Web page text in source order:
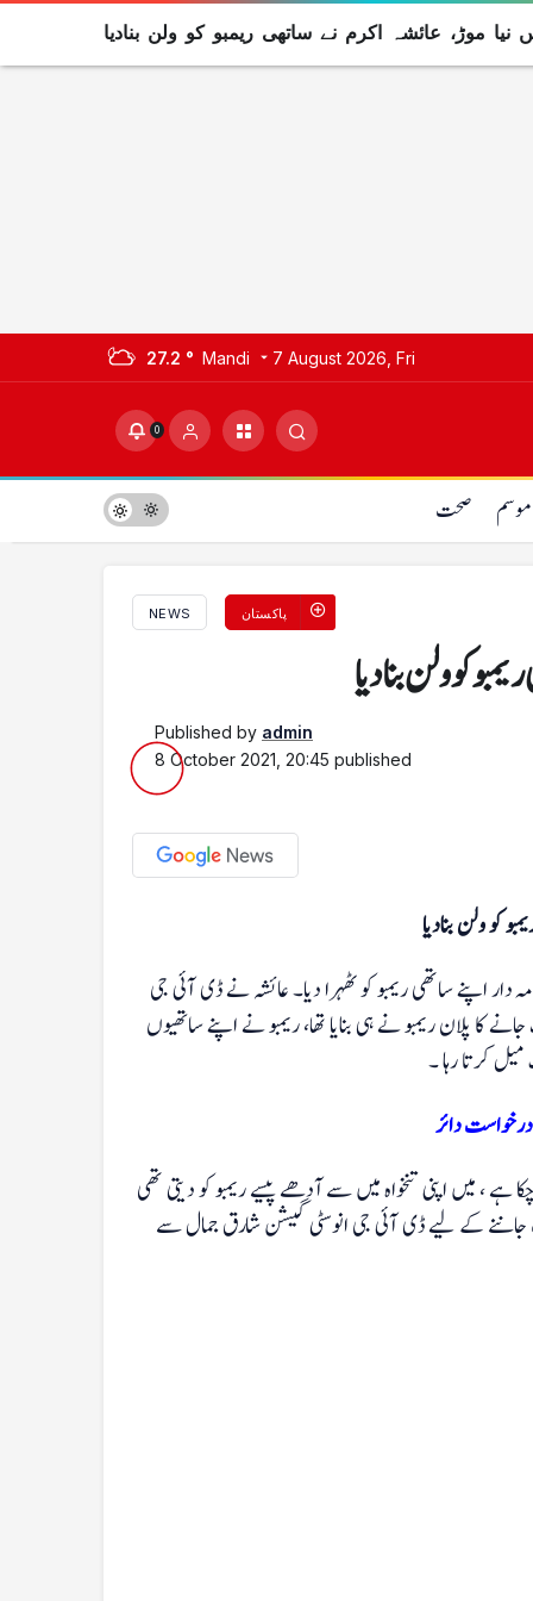
27.2 ° Mandi 7 August 2026, Fri
0
موسم صحت
NEWS پاکستان
کو ولن بنادیا
Published by admin
8 October 2021, 20:45 published
کو ولن بنادیا
دار اپنے ساتھی ریمبو کو ٹھہرا دیا۔ عائشہ نے ڈی آئی جی
کا پلان ریمبو نے ہی بنایا تھا، ریمبو نے اپنے ساتھیوں
میل کرتا رہا ۔
دائر
، میں اپنی تنخواہ میں سے آدھے پیسے ریمبو کو دیتی تھی
کے لیے ڈی آئی جی انوسٹی گیشن شارق جمال سے
نیا موڑ، عائشہ اکرم نے ساتھی ریمبو کو ولن بنادیا